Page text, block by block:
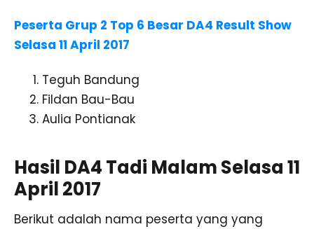
Peserta Grup 2 Top 6 Besar DA4 Result Show
Selasa 11 April 2017
Teguh Bandung
Fildan Bau-Bau
Aulia Pontianak
Hasil DA4 Tadi Malam Selasa 11
April 2017
Berikut adalah nama peserta yang yang